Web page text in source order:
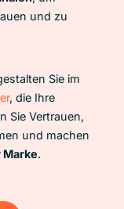
und zu
Sie im
, die Ihre
Sie Vertrauen,
und machen
Marke.